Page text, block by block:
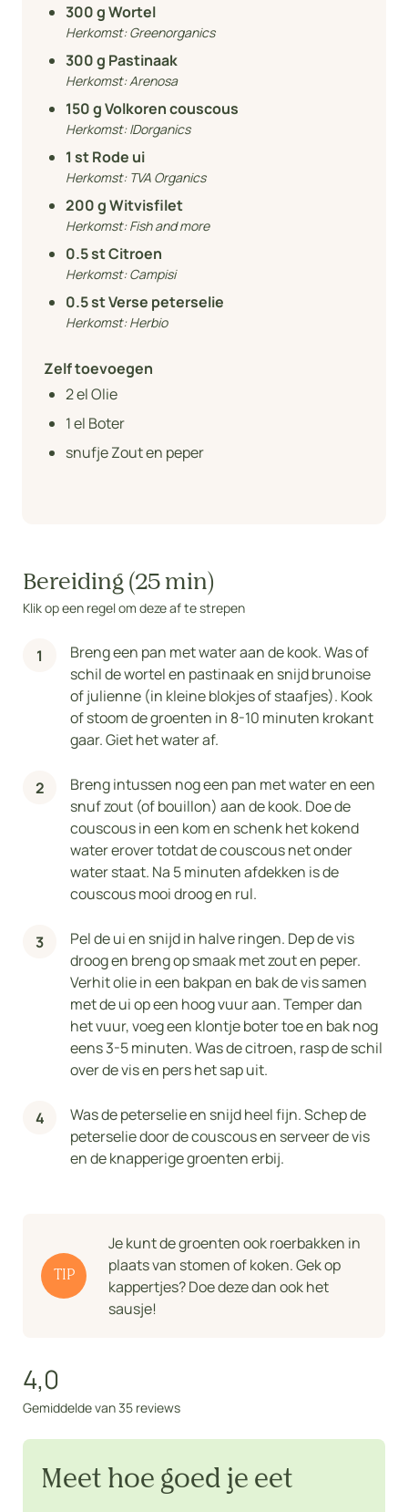
300g Wortel
Herkomst:Greenorganics
300g Pastinaak
Herkomst:Arenosa
150g Volkoren couscous
Herkomst:IDorganics
1 st Rode ui
Herkomst: TVA Organics
200g Witvisfilet
Herkomst:Fish and more
0.5st Citroen
Herkomst:Campisi
0.5st Verse peterselie
Herkomst:Herbio
Zelf toevoegen
2el Olie
1el Boter
snufje Zout en peper
Bereiding (25 min)
Klik op een regel om deze af te strepen
Breng een pan met water aan de kook. Was of
schil de wortel en pastinaak en snijd brunoise
of julienne (in kleine blokjes of staafjes). Kook
of stoom de groenten in 8-10 minuten krokant
gaar. Giet het water af.
Breng intussen nog een pan met water en een
snuf zout (of bouillon) aan de kook. Doe de
couscous in een kom en schenk het kokend
water erover totdat de couscous net onder
water staat. Na 5 minuten afdekken is de
couscous mooi droog en rul.
Pel de ui en snijd in halve ringen. Dep de vis
droog en breng op smaak met zout en peper.
Verhit olie in een bakpan en bak de vis samen
met de ui op een hoog vuur aan. Temper dan
het vuur, voeg een klontje boter toe en bak nog
eens 3-5 minuten. Was de citroen, rasp de schil
over de vis en pers het sap uit.
Was de peterselie en snijd heel fijn. Schep de
peterselie door de couscous en serveer de vis
en de knapperige groenten erbij.
TIP
Je kunt de groenten ook roerbakken in
plaats van stomen of koken. Gek op
kappertjes? Doe deze dan ook het
sausje!
4,0
Gemiddelde van 35 reviews
Meet hoe goed je eet